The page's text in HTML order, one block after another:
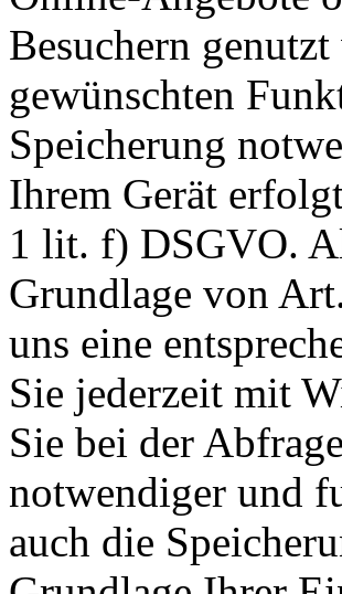
Besuchern
gewünschten
Speicherung
Ihrem Gerät
1 lit. f) DSGVO.
Grundlage von
uns eine
Sie jederzeit mit
Sie bei der
notwendiger und
auch die